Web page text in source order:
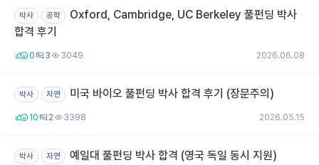
박사 공학
Oxford, Cambridge, UC Berkeley 풀펀딩 박사
합격 후기
0 3 3049 2026.06.08
박사 자연 미국 바이오 풀펀딩 박사 합격 후기 (장문주의)
10 2 3398 2026.05.15
박사 자연 예일대 풀펀딩 박사 합격 (영국 독일 동시 지원)